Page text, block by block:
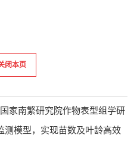
闭本页
家南繁研究院作物表型组学研
测模型，实现苗数及叶龄高效